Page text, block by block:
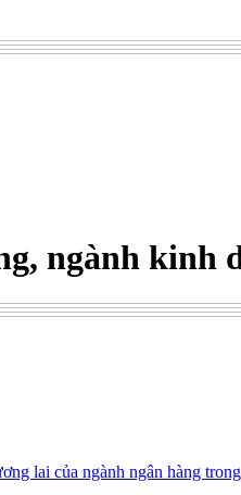
ngành kinh
lai của ngành ngân hàng